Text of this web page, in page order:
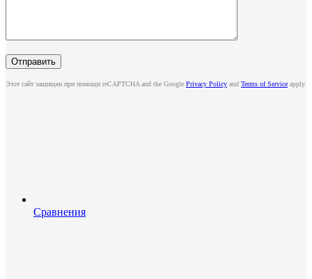
Этот сайт защищен при помощи reCAPTCHA and the Google Privacy Policy and Terms of Service apply.
Сравнения